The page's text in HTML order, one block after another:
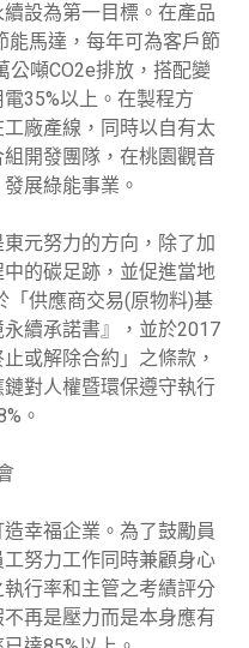
設為第一目標。在產品
能馬達，每年可為客戶節
公噸CO2e排放，搭配變
35%以上。在製程方
廠產線，同時以自有太
開發團隊，在桃園觀音
展綠能事業。
元努力的方向，除了加
的碳足跡，並促進當地
「供應商交易(原物料)基
續承諾書』，並於2017
或解除合約」之條款，
對人權暨環保遵守執行
。
幸福企業。為了鼓勵員
努力工作同時兼顧身心
行率和主管之考績評分
再是壓力而是本身應有